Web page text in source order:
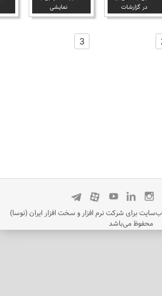
در گزارشات
نمایشی
3
برای شرکت نرم افزار و سخت افزار ایران (نوسا)
محفوظ می‌باشد